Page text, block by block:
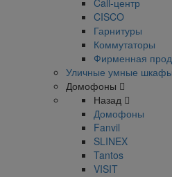
Call-центр
CISCO
Гарнитуры
Коммутаторы
Фирменная
Уличные умные шкафы
Домофоны
Назад
Домофоны
Fanvil
SLINEX
Tantos
VISIT